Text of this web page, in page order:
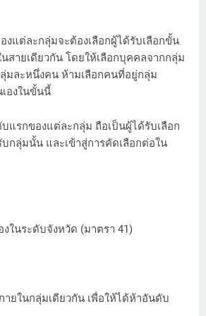
งแต่ละกลุ่มจะต้องเลือกผู้ได้รับเลือกขั้น
สายเดียวกัน โดยให้เลือกบุคคลจากกลุ่ม
มละหนึ่งคน ห้ามเลือกคนที่อยู่กลุ่ม
องในขั้นนี้
แรกของแต่ละกลุ่ม ถือเป็นผู้ได้รับเลือก
กลุ่มนั้น และเข้าสู่การคัดเลือกต่อใน
งในระดับจังหวัด (มาตรา 41)
ายในกลุ่มเดียวกัน เพื่อให้ได้ห้าอันดับ